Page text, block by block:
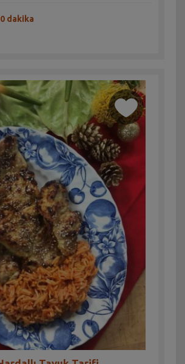
dakika